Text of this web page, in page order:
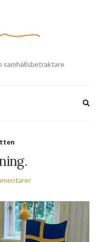
samhällsbetraktare